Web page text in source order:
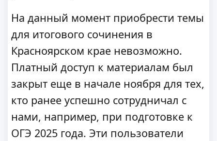
На данный момент приобрести темы
для итогового сочинения в
Красноярском крае невозможно.
Платный доступ к материалам был
закрыт еще в начале ноября для тех,
кто ранее успешно сотрудничал с
нами, например, при подготовке к
ОГЭ 2025 года. Эти пользователи